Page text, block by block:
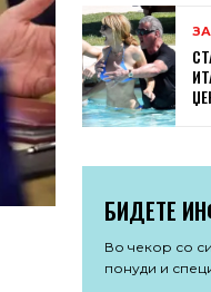
БИДЕТЕ
Во чекор со
понуди и